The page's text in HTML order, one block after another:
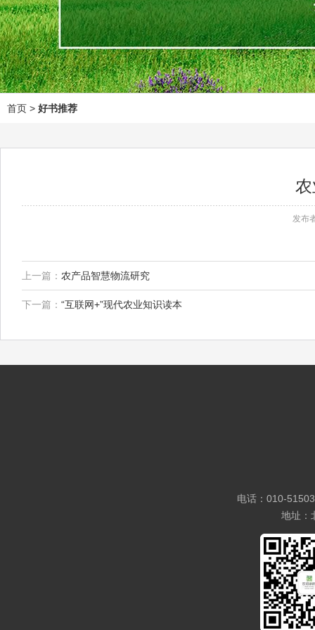
首页 > 好书推荐
发布
上一篇： 农产品智慧物流研究
下一篇： “互联网+”现代农业知识读本
电话：010-
地址：